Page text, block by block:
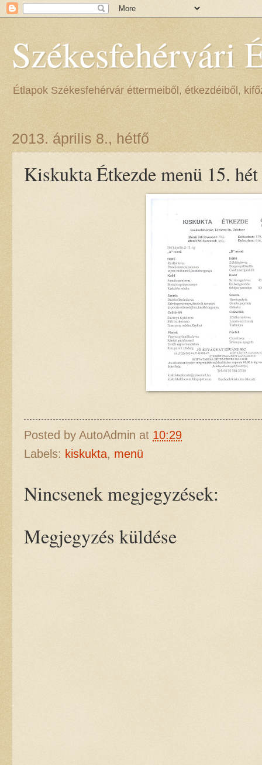
Székesfehérvári
Étlapok Székesfehérvár éttermeiből, étkezdéiből,
2013. április 8., hétfő
Kiskukta Étkezde menü 15. hét
Posted by AutoAdmin at 10:29
Labels: kiskukta, menü
Nincsenek megjegyzések:
Megjegyzés küldése